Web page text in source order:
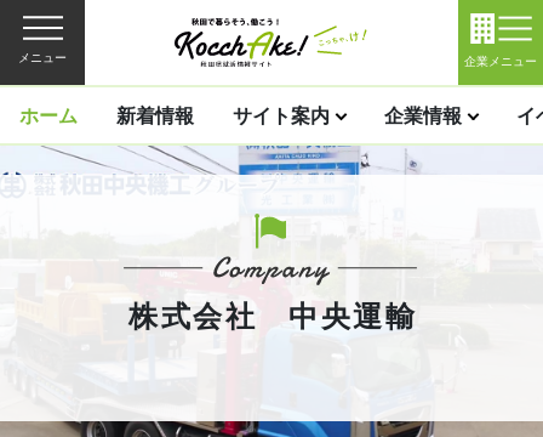
メニュー 企業メニュー
ホーム 新着情報 サイト案内 企業情報 イ
株式会社 中央運輸